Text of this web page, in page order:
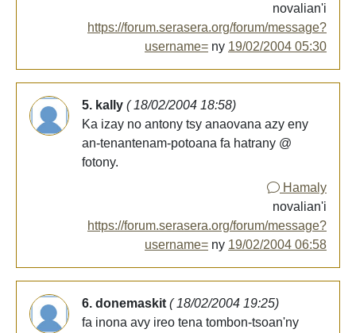
novalian'i
https://forum.serasera.org/forum/message?
username= ny 19/02/2004 05:30
5. kally ( 18/02/2004 18:58)
Ka izay no antony tsy anaovana azy eny
an-tenantenam-potoana fa hatrany @
fotony.
Hamaly
novalian'i
https://forum.serasera.org/forum/message?
username= ny 19/02/2004 06:58
6. donemaskit ( 18/02/2004 19:25)
fa inona avy ireo tena tombon-tsoan'ny